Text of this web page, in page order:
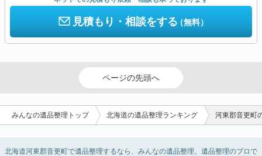
見積もり・相談をする（無料）
ページの先頭へ
みんなの遺品整理トップ 北海道の遺品整理ランキング 河東郡音更町
北海道河東郡音更町で遺品整理するなら、みんなの遺品整理。遺品整理のプロで